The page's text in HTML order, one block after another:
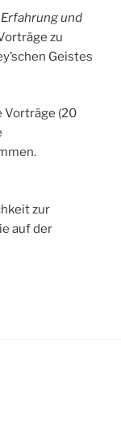
Erfahrung und
zu
Geistes
Vorträge (20
zur
auf der